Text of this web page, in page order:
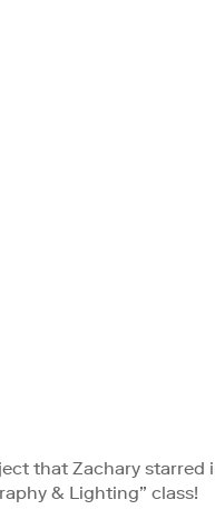
that Zachary starred
& Lighting” class!